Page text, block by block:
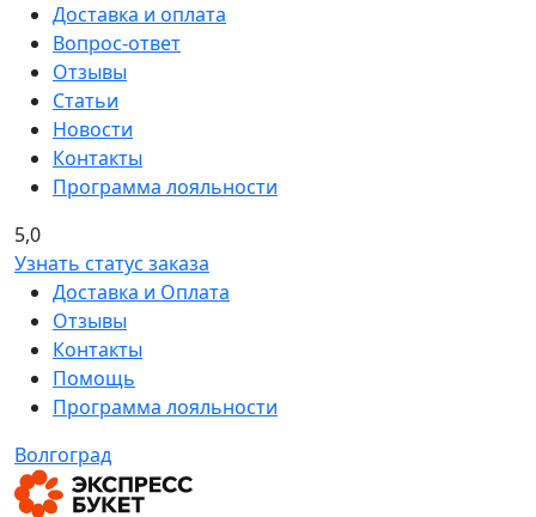
Доставка и оплата
Вопрос-ответ
Отзывы
Статьи
Новости
Контакты
Программа лояльности
5,0
Узнать статус заказа
Доставка и Оплата
Отзывы
Контакты
Помощь
Программа лояльности
Волгоград